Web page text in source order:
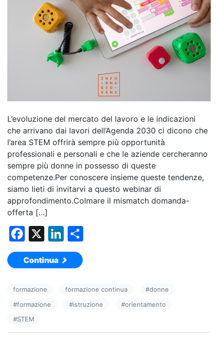
L’evoluzione del mercato del lavoro e le indicazioni
che arrivano dai lavori dell’Agenda 2030 ci dicono che
l’area STEM offrirà sempre più opportunità
professionali e personali e che le aziende cercheranno
sempre più donne in possesso di queste
competenze.Per conoscere insieme queste tendenze,
siamo lieti di invitarvi a questo webinar di
approfondimento.Colmare il mismatch domanda-
offerta […]
F
a
c
b
o
o
X
Li
n
k
dI
n
vi
di
Continua
formazione formazione continua #donne
#formazione #istruzione #orientamento
#STEM